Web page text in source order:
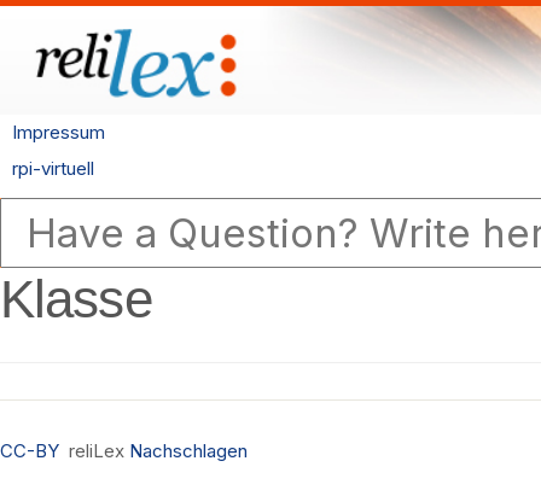
Impressum
rpi-virtuell
Klasse
CC-BY reliLex Nachschlagen